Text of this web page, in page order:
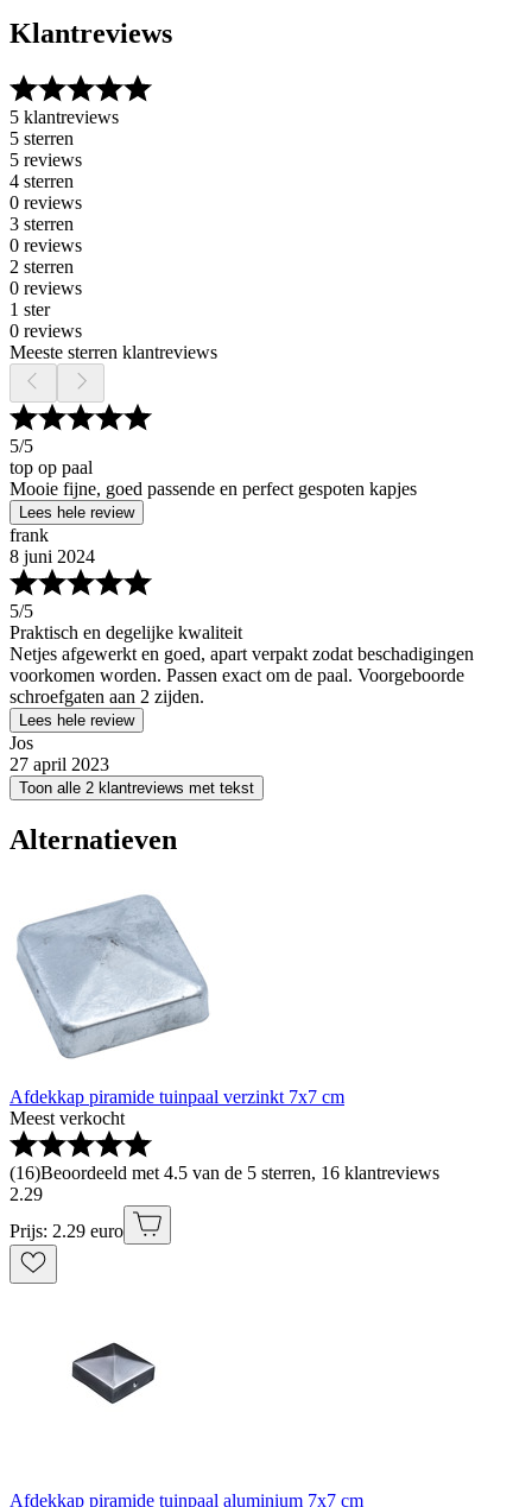
Klantreviews
5 klantreviews
5 sterren
5 reviews
4 sterren
0 reviews
3 sterren
0 reviews
2 sterren
0 reviews
1 ster
0 reviews
Meeste sterren klantreviews
5/5
top op paal
Mooie fijne, goed passende en perfect gespoten kapjes
Lees hele review
frank
8 juni 2024
5/5
Praktisch en degelijke kwaliteit
Netjes afgewerkt en goed, apart verpakt zodat beschadigingen
voorkomen worden. Passen exact om de paal. Voorgeboorde
schroefgaten aan 2 zijden.
Lees hele review
Jos
27 april 2023
Toon alle 2 klantreviews met tekst
Alternatieven
Afdekkap piramide tuinpaal verzinkt 7x7 cm
Meest verkocht
(16)Beoordeeld met 4.5 van de 5 sterren, 16 klantreviews
2.29
Prijs: 2.29 euro
Afdekkap piramide tuinpaal aluminium 7x7 cm